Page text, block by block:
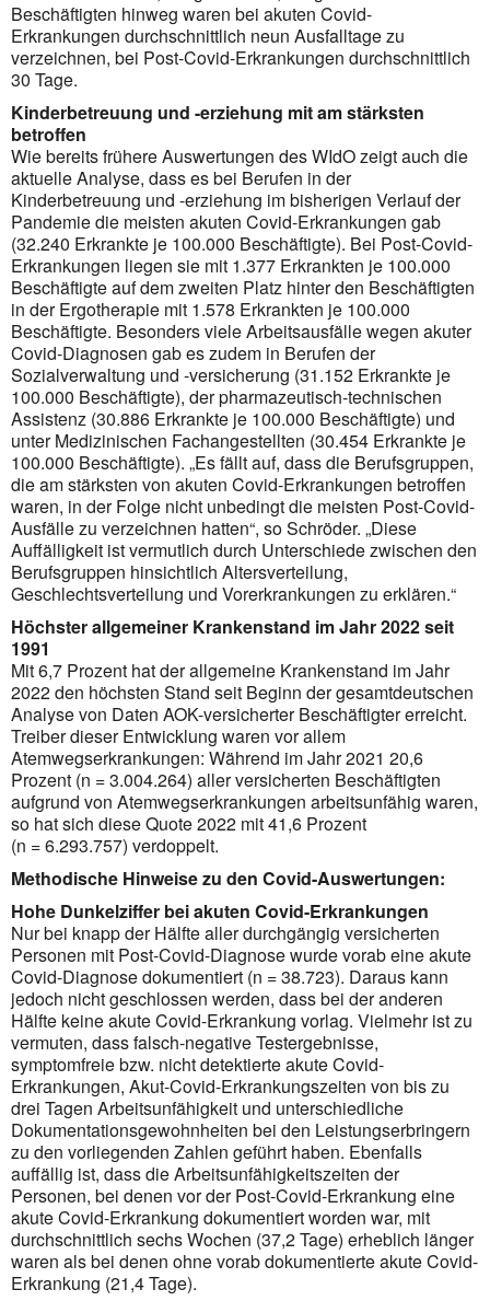
Beschäftigten hinweg waren bei akuten Covid-
Erkrankungen durchschnittlich neun Ausfalltage zu
verzeichnen, bei Post-Covid-Erkrankungen durchschnittlich
30 Tage.
Kinderbetreuung und -erziehung mit am stärksten
betroffen
Wie bereits frühere Auswertungen des WIdO zeigt auch die
aktuelle Analyse, dass es bei Berufen in der
Kinderbetreuung und -erziehung im bisherigen Verlauf der
Pandemie die meisten akuten Covid-Erkrankungen gab
(32.240 Erkrankte je 100.000 Beschäftigte). Bei Post-Covid-
Erkrankungen liegen sie mit 1.377 Erkrankten je 100.000
Beschäftigte auf dem zweiten Platz hinter den Beschäftigten
in der Ergotherapie mit 1.578 Erkrankten je 100.000
Beschäftigte. Besonders viele Arbeitsausfälle wegen akuter
Covid-Diagnosen gab es zudem in Berufen der
Sozialverwaltung und -versicherung (31.152 Erkrankte je
100.000 Beschäftigte), der pharmazeutisch-technischen
Assistenz (30.886 Erkrankte je 100.000 Beschäftigte) und
unter Medizinischen Fachangestellten (30.454 Erkrankte je
100.000 Beschäftigte). „Es fällt auf, dass die Berufs­gruppen,
die am stärksten von akuten Covid-Erkrankungen betroffen
waren, in der Folge nicht unbedingt die meisten Post-Covid-
Ausfälle zu verzeichnen hatten“, so Schröder. „Diese
Auffälligkeit ist vermutlich durch Unterschiede zwischen den
Berufsgruppen hinsichtlich Alters­verteilung,
Geschlechtsverteilung und Vorerkrankungen zu erklären.“
Höchster allgemeiner Krankenstand im Jahr 2022 seit
1991
Mit 6,7 Prozent hat der allgemeine Krankenstand im Jahr
2022 den höchsten Stand seit Beginn der gesamtdeutschen
Analyse von Daten AOK-versicherter Beschäftigter erreicht.
Treiber dieser Entwicklung waren vor allem
Atemwegserkrankungen: Während im Jahr 2021 20,6
Prozent (n = 3.004.264) aller versicherten Beschäftigten
aufgrund von Atemwegserkrankungen arbeitsunfähig waren,
so hat sich diese Quote 2022 mit 41,6 Prozent
(n = 6.293.757) verdoppelt.
Methodische Hinweise zu den Covid-Auswertungen:
Hohe Dunkelziffer bei akuten Covid-Erkrankungen
Nur bei knapp der Hälfte aller durchgängig versicherten
Personen mit Post-Covid-Diagnose wurde vorab eine akute
Covid-Diagnose doku­mentiert (n = 38.723). Daraus kann
jedoch nicht geschlossen werden, dass bei der anderen
Hälfte keine akute Covid-Erkrankung vorlag. Vielmehr ist zu
vermuten, dass falsch-negative Testergebnisse,
symptomfreie bzw. nicht detektierte akute Covid-
Erkrankungen, Akut-Covid-Erkrankungszeiten von bis zu
drei Tagen Arbeitsunfähigkeit und unter­schiedliche
Dokumentationsgewohnheiten bei den Leistungs­erbrin­gern
zu den vorliegenden Zahlen geführt haben. Ebenfalls
auffällig ist, dass die Arbeits­unfähig­keitszeiten der
Personen, bei denen vor der Post-Covid-Erkrankung eine
akute Covid-Erkrankung dokumentiert worden war, mit
durchschnittlich sechs Wochen (37,2 Tage) erheblich länger
waren als bei denen ohne vorab dokumentierte akute Covid-
Erkrankung (21,4 Tage).